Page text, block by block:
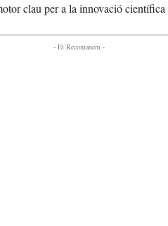
clau per a la innovació científica
- Et Recomanem -